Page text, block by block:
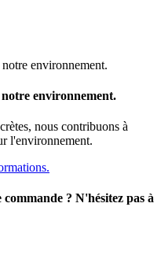
environnement.
nous contribuons à
l'environnement.
? N'hésitez pas à